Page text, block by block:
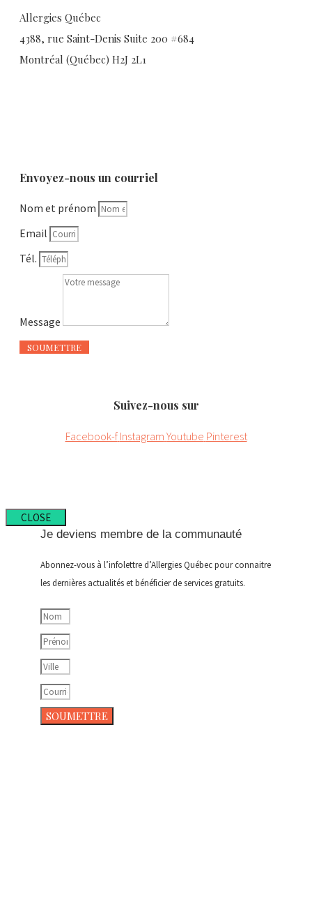
Allergies Québec
4388, rue Saint-Denis Suite 200 #684
Montréal (Québec) H2J 2L1
Envoyez-nous un courriel
Nom et prénom
Email
Tél.
Message
SOUMETTRE
Suivez-nous sur
Facebook-f Instagram Youtube Pinterest
CLOSE
Je deviens membre de la communauté
Abonnez-vous à l’infolettre d’Allergies Québec pour connaitre
les dernières actualités et bénéficier de services gratuits.
SOUMETTRE